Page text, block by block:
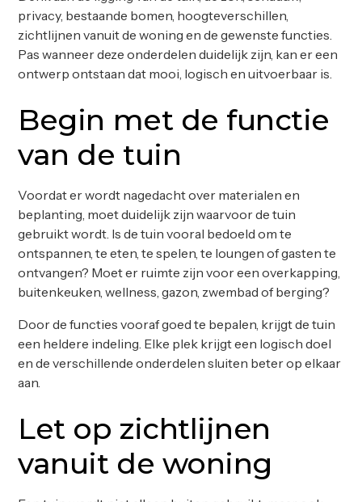
privacy, bestaande bomen, hoogteverschillen,
zichtlijnen vanuit de woning en de gewenste functies.
Pas wanneer deze onderdelen duidelijk zijn, kan er een
ontwerp ontstaan dat mooi, logisch en uitvoerbaar is.
Begin met de functie
van de tuin
Voordat er wordt nagedacht over materialen en
beplanting, moet duidelijk zijn waarvoor de tuin
gebruikt wordt. Is de tuin vooral bedoeld om te
ontspannen, te eten, te spelen, te loungen of gasten te
ontvangen? Moet er ruimte zijn voor een overkapping,
buitenkeuken, wellness, gazon, zwembad of berging?
Door de functies vooraf goed te bepalen, krijgt de tuin
een heldere indeling. Elke plek krijgt een logisch doel
en de verschillende onderdelen sluiten beter op elkaar
aan.
Let op zichtlijnen
vanuit de woning